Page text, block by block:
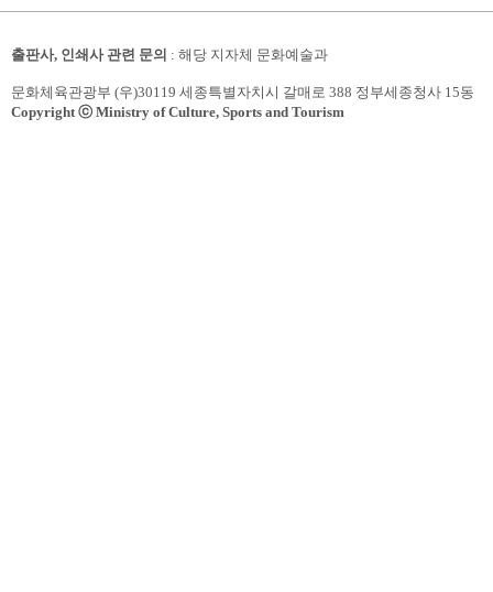
출판사, 인쇄사 관련 문의 : 해당 지자체 문화예술과
문화체육관광부 (우)30119 세종특별자치시 갈매로 388 정부세종청사 15동
Copyright ⓒ Ministry of Culture, Sports and Tourism